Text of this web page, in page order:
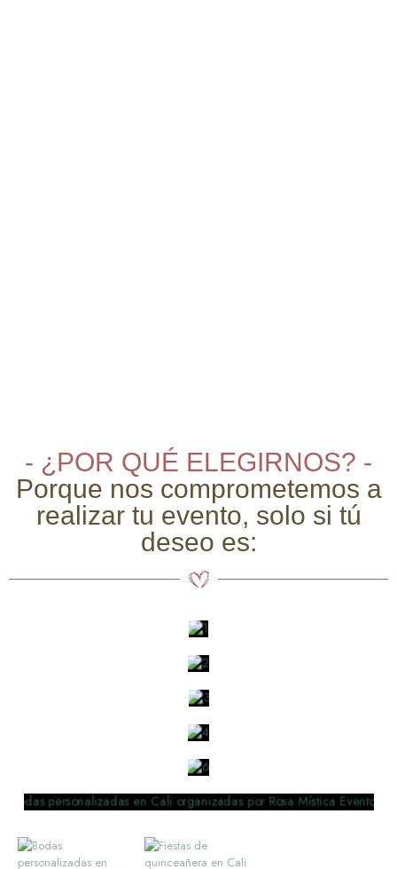
- ¿POR QUÉ ELEGIRNOS? -
Porque nos comprometemos a
realizar tu evento, solo si tú
deseo es: